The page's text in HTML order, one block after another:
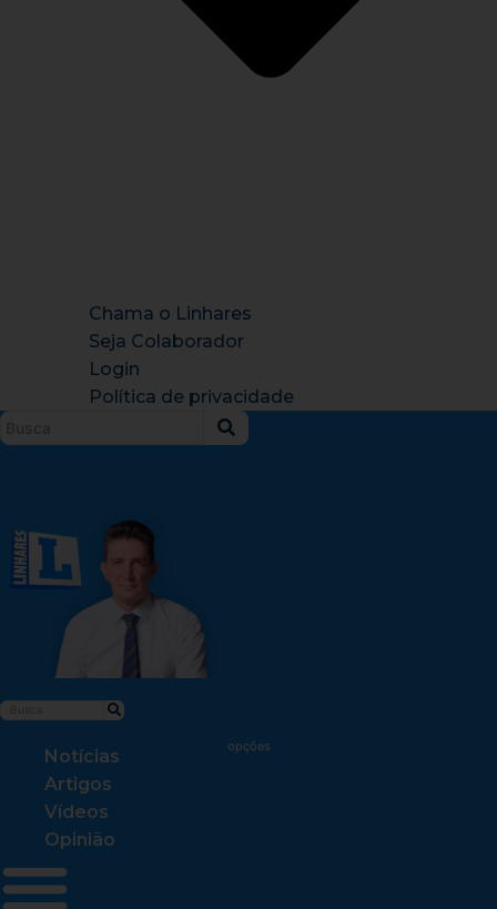
Chama o Linhares
Seja Colaborador
Login
Política de privacidade
Notícias
Artigos
Vídeos
Opinião